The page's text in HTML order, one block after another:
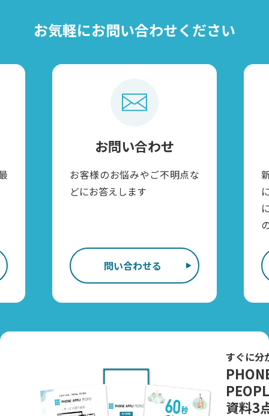
お気軽にお問い合わせください
お問い合わせ
お客様のお悩みやご不明点な
どにお答えします
問い合わせる
すぐに分
資料3